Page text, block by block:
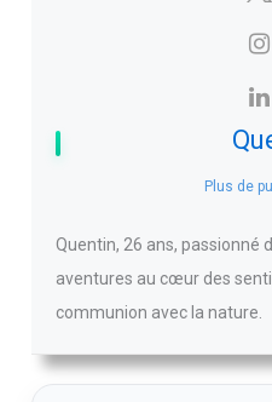
Plus de
Quentin, 26 ans, passionné
aventures au cœur des
communion avec la nature.